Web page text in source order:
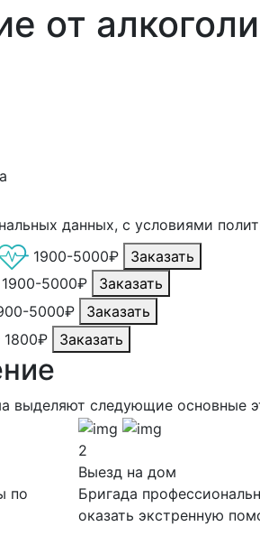
от
данных, с условиями
1900-5000₽
Заказать
1900-5000₽
Заказать
5000₽
Заказать
1800₽ Заказать
выделяют следующие основные
по
2
Выезд на дом
Бригада
оказать экстренную